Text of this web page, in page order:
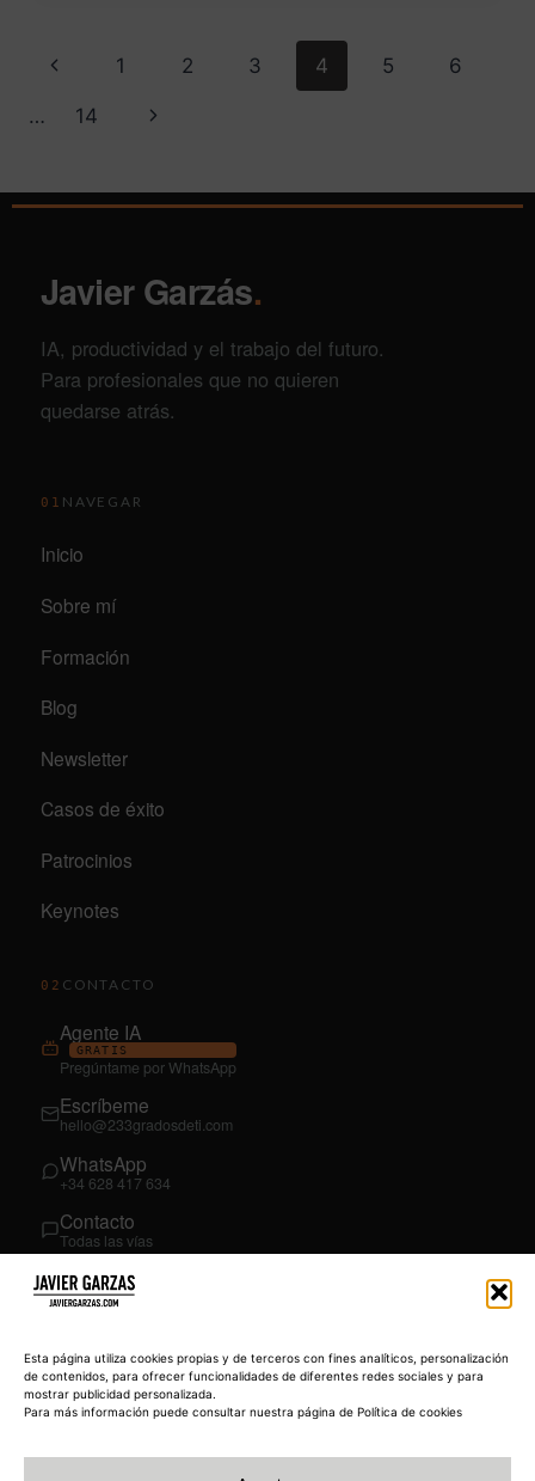
Esta página utiliza cookies propias y de terceros con fines analíticos, personalización
de contenidos, para ofrecer funcionalidades de diferentes redes sociales y para
mostrar publicidad personalizada.
Para más información puede consultar nuestra página de Política de cookies
1 2 3 4 5 6
… 14
Javier Garzás.
IA, productividad y el trabajo del futuro.
Para profesionales que no quieren
quedarse atrás.
01 NAVEGAR
Inicio
Sobre mí
Formación
Blog
Newsletter
Casos de éxito
Patrocinios
Keynotes
02 CONTACTO
Agente IA
GRATIS
Pregúntame por WhatsApp
Escríbeme
hello@233gradosdeti.com
WhatsApp
+34 628 417 634
Contacto
Todas las vías
03SÍGUEME
YouTube
@JavierGarzas
LinkedIn